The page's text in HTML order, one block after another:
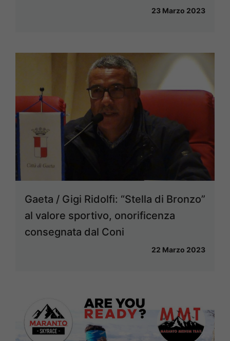
23 Marzo 2023
Gaeta / Gigi Ridolfi: “Stella di Bronzo”
al valore sportivo, onorificenza
consegnata dal Coni
22 Marzo 2023